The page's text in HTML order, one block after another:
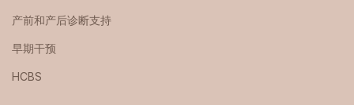
产前和产后诊断支持
早期干预
HCBS